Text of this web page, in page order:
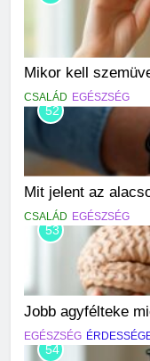
Mikor kell
CSALÁD EGÉSZSÉG
52
Mit jelent az
CSALÁD EGÉSZSÉG
53
Jobb agyfélteke
EGÉSZSÉG
54